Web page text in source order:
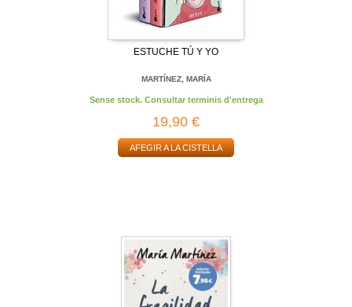
ESTUCHE TÚ Y YO
MARTÍNEZ, MARÍA
Sense stock. Consultar terminis d'entrega
19,90 €
AFEGIR A LA CISTELLA